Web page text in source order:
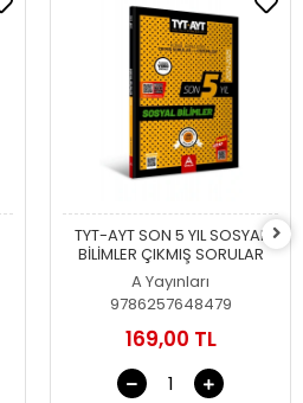
TYT-AYT SON 5 YIL SOSYAL
BİLİMLER ÇIKMIŞ SORULAR
A Yayınları
9786257648479
169,00 TL